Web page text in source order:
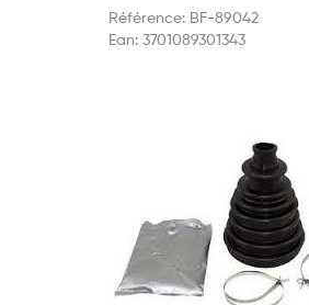
Référence: BF-89042
Ean: 3701089301343